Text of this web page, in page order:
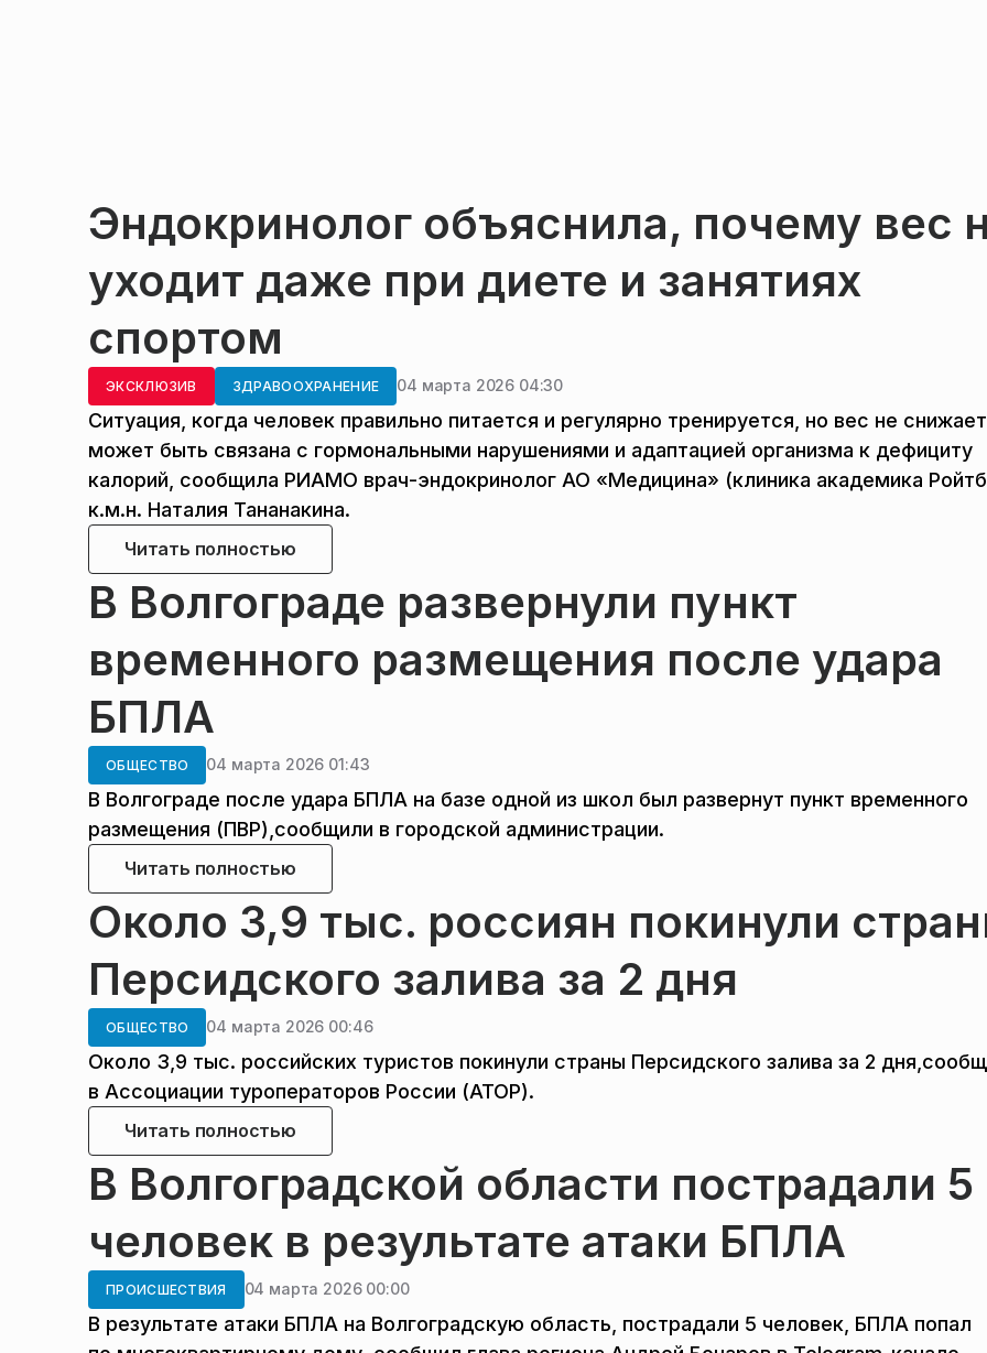
Эндокринолог объяснила, почему вес
уходит даже при диете и занятиях
спортом
ЭКСКЛЮЗИВ ЗДРАВООХРАНЕНИЕ 04 марта 2026 04:30
Ситуация, когда человек правильно питается и регулярно тренируется, но вес не
может быть связана с гормональными нарушениями и адаптацией организма к дефициту
калорий, сообщила РИАМО врач-эндокринолог АО «Медицина» (клиника академика
к.м.н. Наталия Тананакина.
Читать полностью
В Волгограде развернули пункт
временного размещения после удара
БПЛА
ОБЩЕСТВО 04 марта 2026 01:43
В Волгограде после удара БПЛА на базе одной из школ был развернут пункт временного
размещения (ПВР),сообщили в городской администрации.
Читать полностью
Около 3,9 тыс. россиян покинули
Персидского залива за 2 дня
ОБЩЕСТВО 04 марта 2026 00:46
Около 3,9 тыс. российских туристов покинули страны Персидского залива за 2
в Ассоциации туроператоров России (АТОР).
Читать полностью
В Волгоградской области пострадали 5
человек в результате атаки БПЛА
ПРОИСШЕСТВИЯ 04 марта 2026 00:00
В результате атаки БПЛА на Волгоградскую область, пострадали 5 человек, БПЛА попал